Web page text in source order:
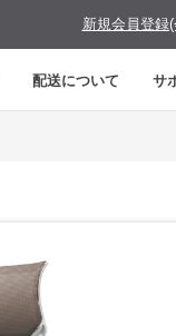
新規会員登録
配送について サ